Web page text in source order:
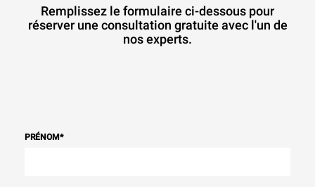
Remplissez le formulaire ci-dessous pour
réserver une consultation gratuite avec l'un de
nos experts.
PRÉNOM*